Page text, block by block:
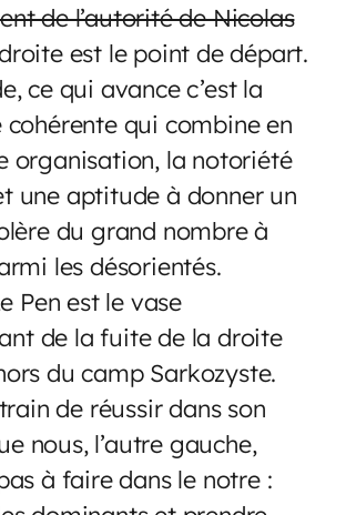
de l’autorité de Nicolas
est le point de départ.
ce qui avance c’est la
cohérente qui combine en
organisation, la notoriété
une aptitude à donner un
du grand nombre à
les désorientés.
Pen est le vase
de la fuite de la droite
du camp Sarkozyste.
de réussir dans son
nous, l’autre gauche,
à faire dans le notre :